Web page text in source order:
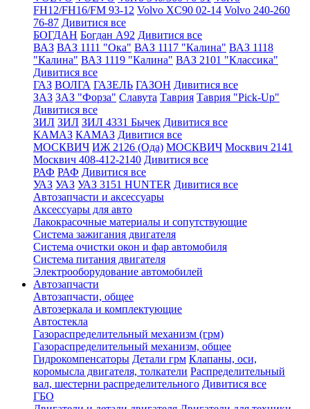
FH12/FH16/FM 93-12 Volvo XC90 02-14 Volvo 240-260
76-87 Дивитися все
БОГДАН Богдан А92 Дивитися все
ВАЗ ВАЗ 1111 "Ока" ВАЗ 1117 "Калина" ВАЗ 1118
"Калина" ВАЗ 1119 "Калина" ВАЗ 2101 "Классика"
Дивитися все
ГАЗ ВОЛГА ГАЗЕЛЬ ГАЗОН Дивитися все
ЗАЗ ЗАЗ "Форза" Славута Таврия Таврия "Pick-Up"
Дивитися все
ЗИЛ ЗИЛ ЗИЛ 4331 Бычек Дивитися все
КАМАЗ КАМАЗ Дивитися все
МОСКВИЧ ИЖ 2126 (Ода) МОСКВИЧ Москвич 2141
Москвич 408-412-2140 Дивитися все
РАФ РАФ Дивитися все
УАЗ УАЗ УАЗ 3151 HUNTER Дивитися все
Автозапчасти и аксессуары
Аксессуары для авто
Лакокрасочные материалы и сопутствующие
Система зажигания двигателя
Система очистки окон и фар автомобиля
Система питания двигателя
Электрооборудование автомобилей
Автозапчасти
Автозапчасти, общее
Автозеркала и комплектующие
Автостекла
Газораспределительный механизм (грм)
Газораспределительный механизм, общее
Гидрокомпенсаторы Детали грм Клапаны, оси,
коромысла двигателя, толкатели Распределительный
вал, шестерни распределительного Дивитися все
ГБО